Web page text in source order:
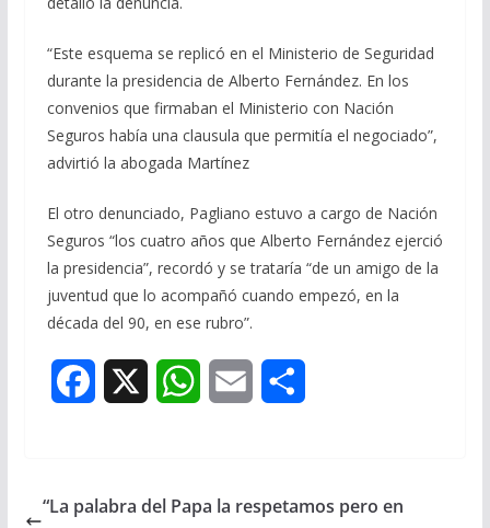
“Este esquema se replicó en el Ministerio de Seguridad
durante la presidencia de Alberto Fernández. En los
convenios que firmaban el Ministerio con Nación
Seguros había una clausula que permitía el negociado”,
advirtió la abogada Martínez
El otro denunciado, Pagliano estuvo a cargo de Nación
Seguros “los cuatro años que Alberto Fernández ejerció
la presidencia”, recordó y se trataría “de un amigo de la
juventud que lo acompañó cuando empezó, en la
década del 90, en ese rubro”.
e
W
t
i
r
“La palabra del Papa la respetamos pero en